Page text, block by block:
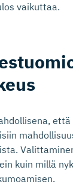
vaikuttaa.
kuin millä